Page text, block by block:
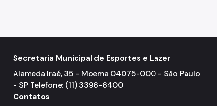
Secretaria Municipal de Esportes e Lazer
Alameda Iraé, 35 - Moema 04075-000 - São Paulo
- SP Telefone: (11) 3396-6400
Contatos